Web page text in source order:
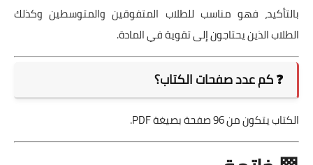
بالتأكيد، فهو مناسب للطلاب المتفوقين والمتوسطين وكذلك
الطلاب الذين يحتاجون إلى تقوية في المادة.
❓ كم عدد صفحات الكتاب؟
الكتاب يتكون من 96 صفحة بصيغة PDF.